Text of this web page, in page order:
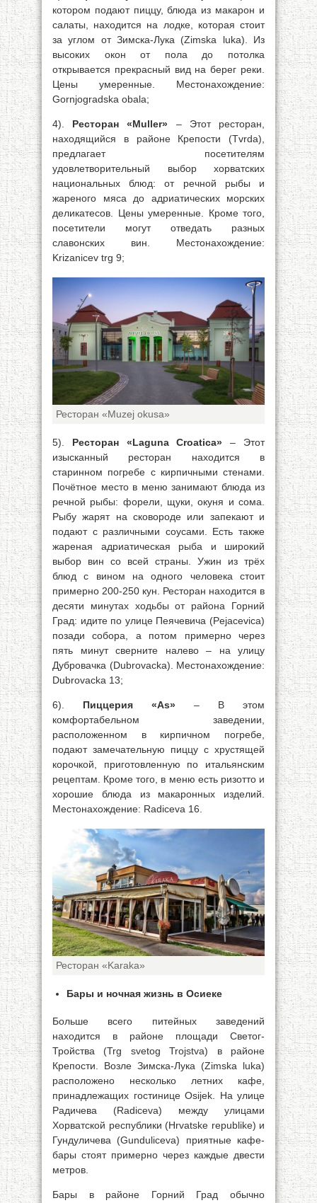
котором подают пиццу, блюда из макарон и
салаты, находится на лодке, которая стоит
за углом от Зимска-Лука (Zimska luka). Из
высоких окон от пола до потолка
открывается прекрасный вид на берег реки.
Цены умеренные. Местонахождение:
Gornjogradska obala;
4). Ресторан «Muller» – Этот ресторан,
находящийся в районе Крепости (Tvrda),
предлагает посетителям
удовлетворительный выбор хорватских
национальных блюд: от речной рыбы и
жареного мяса до адриатических морских
деликатесов. Цены умеренные. Кроме того,
посетители могут отведать разных
славонских вин. Местонахождение:
Krizanicev trg 9;
Ресторан «Muzej okusa»
5). Ресторан «Laguna Croatica» – Этот
изысканный ресторан находится в
старинном погребе с кирпичными стенами.
Почётное место в меню занимают блюда из
речной рыбы: форели, щуки, окуня и сома.
Рыбу жарят на сковороде или запекают и
подают с различными соусами. Есть также
жареная адриатическая рыба и широкий
выбор вин со всей страны. Ужин из трёх
блюд с вином на одного человека стоит
примерно 200-250 кун. Ресторан находится в
десяти минутах ходьбы от района Горний
Град: идите по улице Пеячевича (Pejacevica)
позади собора, а потом примерно через
пять минут сверните налево – на улицу
Дубровачка (Dubrovacka). Местонахождение:
Dubrovacka 13;
6). Пиццерия «As» – В этом
комфортабельном заведении,
расположенном в кирпичном погребе,
подают замечательную пиццу с хрустящей
корочкой, приготовленную по итальянским
рецептам. Кроме того, в меню есть ризотто и
хорошие блюда из макаронных изделий.
Местонахождение: Radiceva 16.
Ресторан «Karaka»
Бары и ночная жизнь в Осиеке
Больше всего питейных заведений
находится в районе площади Светог-
Тройства (Trg svetog Trojstva) в районе
Крепости. Возле Зимска-Лука (Zimska luka)
расположено несколько летних кафе,
принадлежащих гостинице Osijek. На улице
Радичева (Radiceva) между улицами
Хорватской республики (Hrvatske republike) и
Гундуличева (Gunduliceva) приятные кафе-
бары стоят примерно через каждые двести
метров.
Бары в районе Горний Град обычно